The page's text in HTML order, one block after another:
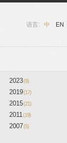
语言: 中 EN
2023(9)
2019(17)
2015(21)
2011(19)
2007(5)